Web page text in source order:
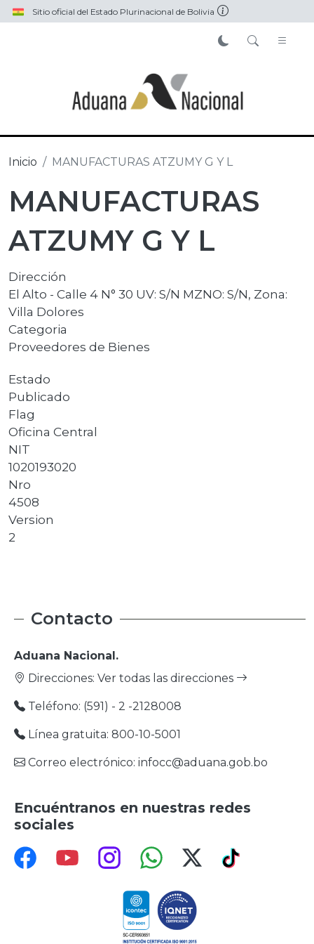
Pasar al contenido principal
Sitio oficial del Estado Plurinacional de Bolivia
Inicio MANUFACTURAS ATZUMY G Y L
MANUFACTURAS
ATZUMY G Y L
Dirección
El Alto - Calle 4 N° 30 UV: S/N MZNO: S/N, Zona:
Villa Dolores
Categoria
Proveedores de Bienes
Estado
Publicado
Flag
Oficina Central
NIT
1020193020
Nro
4508
Version
2
Contacto
Aduana Nacional.
Direcciones: Ver todas las direcciones
Teléfono: (591) - 2 -2128008
Línea gratuita: 800-10-5001
Correo electrónico: infocc@aduana.gob.bo
Encuéntranos en nuestras redes
sociales